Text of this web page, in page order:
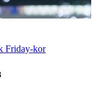
Friday-kor